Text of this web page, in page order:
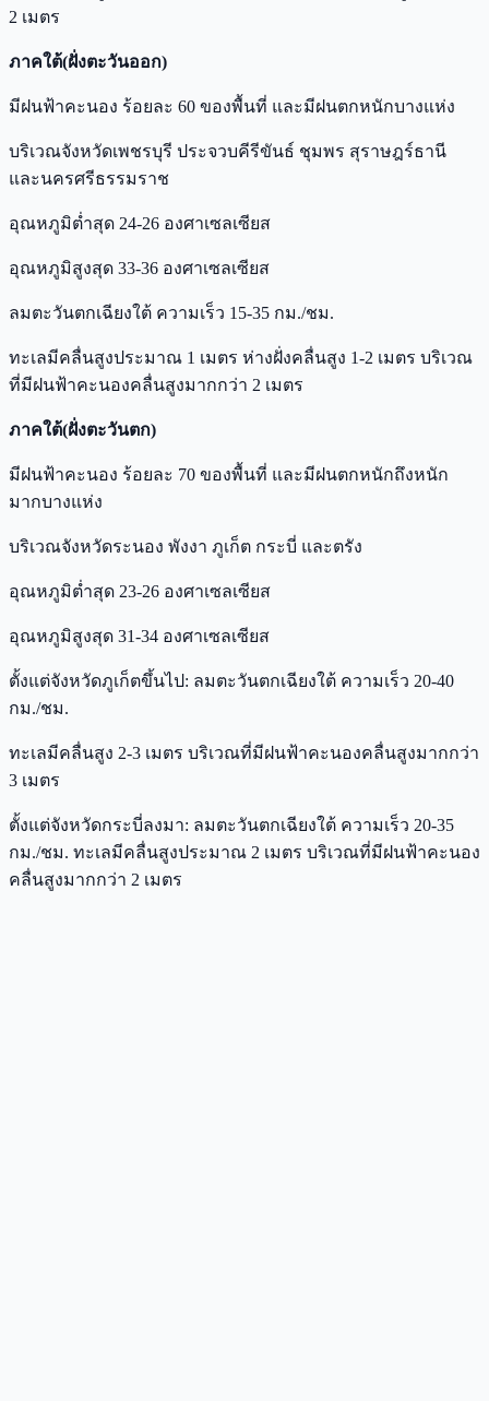
2 เมตร
ภาคใต้(ฝั่งตะวันออก)
มีฝนฟ้าคะนอง ร้อยละ 60 ของพื้นที่ และมีฝนตกหนักบางแห่ง
บริเวณจังหวัดเพชรบุรี ประจวบคีรีขันธ์ ชุมพร สุราษฎร์ธานี
และนครศรีธรรมราช
อุณหภูมิต่ำสุด 24-26 องศาเซลเซียส
อุณหภูมิสูงสุด 33-36 องศาเซลเซียส
ลมตะวันตกเฉียงใต้ ความเร็ว 15-35 กม./ชม.
ทะเลมีคลื่นสูงประมาณ 1 เมตร ห่างฝั่งคลื่นสูง 1-2 เมตร บริเวณ
ที่มีฝนฟ้าคะนองคลื่นสูงมากกว่า 2 เมตร
ภาคใต้(ฝั่งตะวันตก)
มีฝนฟ้าคะนอง ร้อยละ 70 ของพื้นที่ และมีฝนตกหนักถึงหนัก
มากบางแห่ง
บริเวณจังหวัดระนอง พังงา ภูเก็ต กระบี่ และตรัง
อุณหภูมิต่ำสุด 23-26 องศาเซลเซียส
อุณหภูมิสูงสุด 31-34 องศาเซลเซียส
ตั้งแต่จังหวัดภูเก็ตขึ้นไป: ลมตะวันตกเฉียงใต้ ความเร็ว 20-40
กม./ชม.
ทะเลมีคลื่นสูง 2-3 เมตร บริเวณที่มีฝนฟ้าคะนองคลื่นสูงมากกว่า
3 เมตร
ตั้งแต่จังหวัดกระบี่ลงมา: ลมตะวันตกเฉียงใต้ ความเร็ว 20-35
กม./ชม. ทะเลมีคลื่นสูงประมาณ 2 เมตร บริเวณที่มีฝนฟ้าคะนอง
คลื่นสูงมากกว่า 2 เมตร